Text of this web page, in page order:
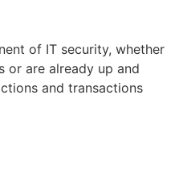
of IT security, whether
or are already up and
and transactions